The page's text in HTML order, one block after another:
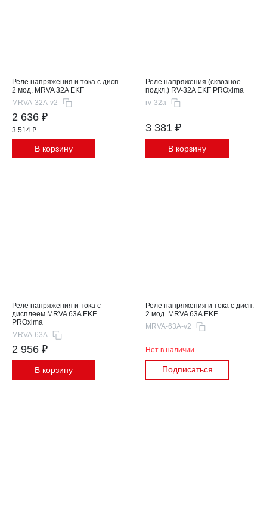
Реле напряжения и тока с дисп.
2 мод. MRVA 32A EKF
MRVA-32A-v2
2 636 ₽
3 514 ₽
В корзину
Реле напряжения (сквозное
подкл.) RV-32A EKF PROxima
rv-32a
3 381 ₽
В корзину
Реле напряжения и тока с
дисплеем MRVA 63A EKF
PROxima
MRVA-63A
2 956 ₽
В корзину
Реле напряжения и тока с дисп.
2 мод. MRVA 63A EKF
MRVA-63A-v2
Нет в наличии
Подписаться